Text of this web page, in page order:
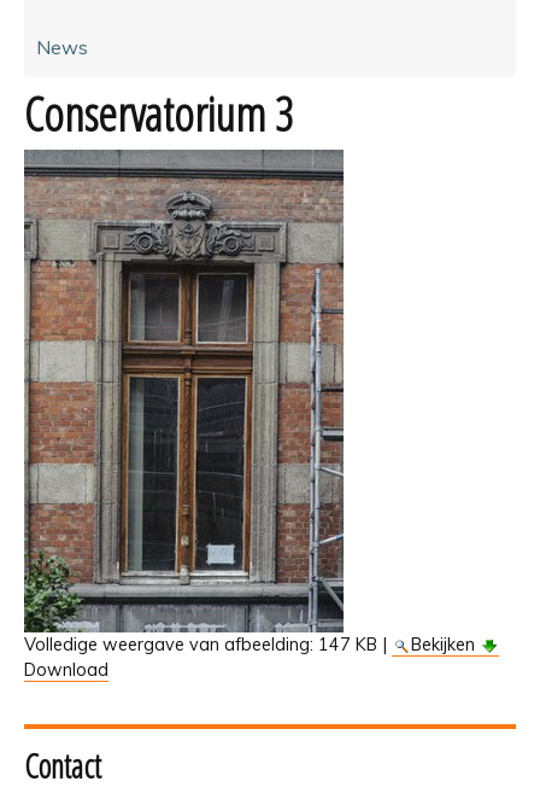
News
Conservatorium 3
Volledige weergave van afbeelding: 147 KB |
Bekijken
Download
Contact